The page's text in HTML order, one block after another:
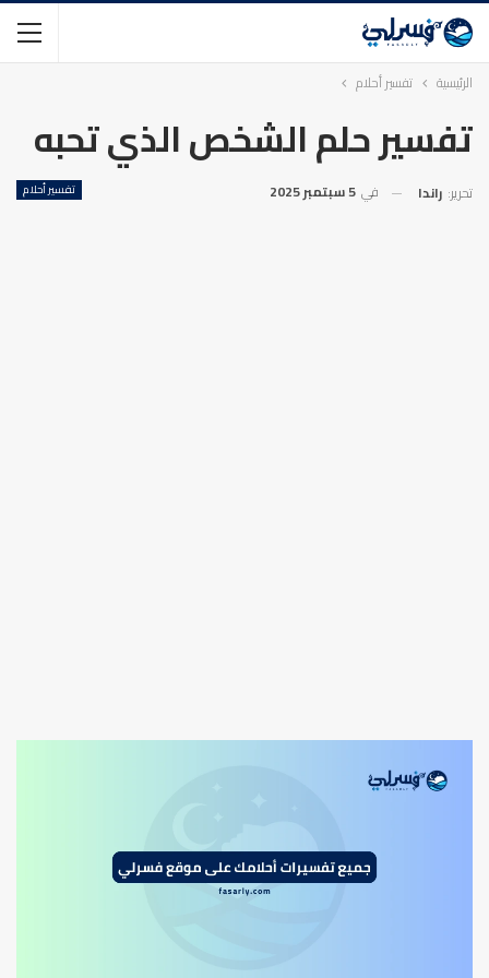
الرئيسية تفسير أحلام
تفسير حلم الشخص الذي تحبه
تفسير أحلام تحرير: راندا في 5 سبتمبر 2025